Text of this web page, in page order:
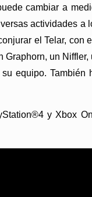
cambiar a
actividades a
el Telar, con
un
equipo. También
y Xbox